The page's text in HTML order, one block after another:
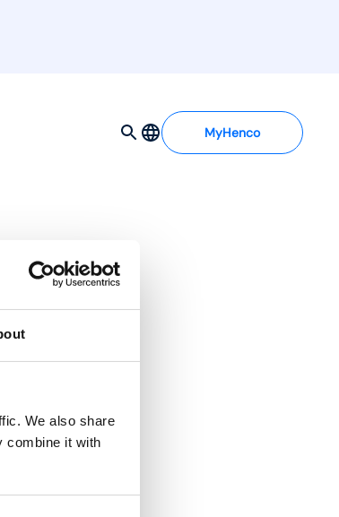
We also share
combine it with
MyHenco